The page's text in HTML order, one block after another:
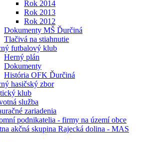
Rok 2014
Rok 2013
Rok 2012
Dokumenty MŠ Ďurčiná
Tlačivá na stiahnutie
futbalový klub
Herný plán
Dokumenty
História OFK Ďurčiná
hasičský zbor
klub
služba
zariadenia
podnikatelia - firmy na území obce
akčná skupina Rajecká dolina - MAS